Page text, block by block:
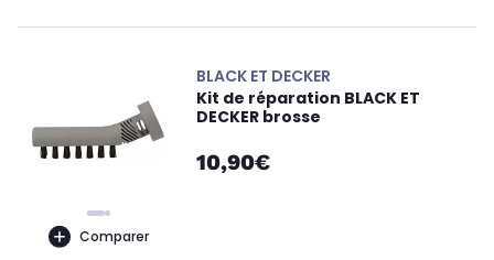
Comparer
BLACK ET DECKER
Kit de réparation BLACK ET
DECKER brosse
10,90€